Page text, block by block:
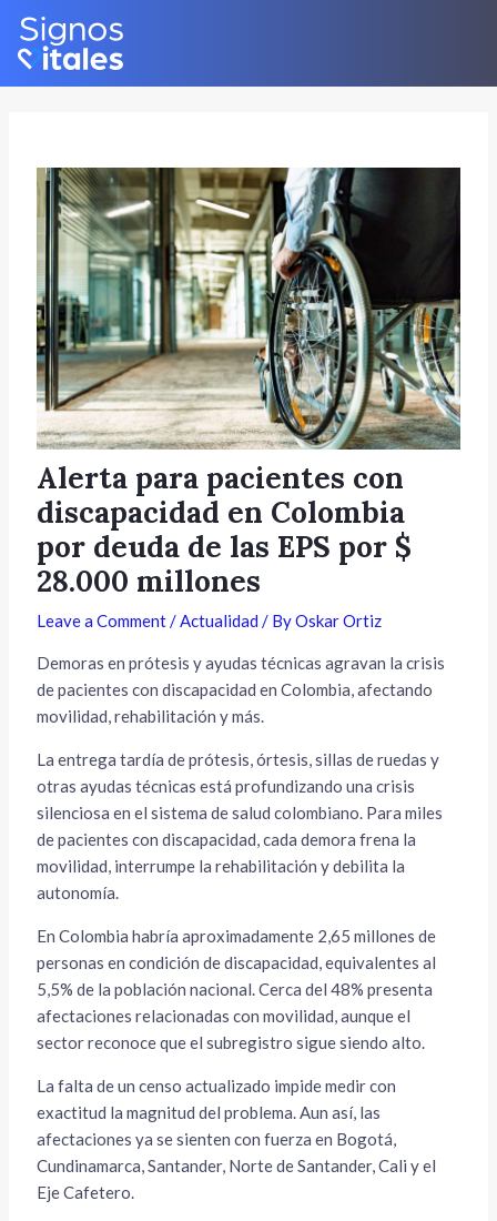
Skip
content
Alerta para pacientes con
discapacidad en Colombia
por deuda de las EPS por $
28.000 millones
Leave a Comment/Actualidad / ByOskar Ortiz
Demoras en prótesis y ayudas técnicas agravan la crisis
de pacientes con discapacidad en Colombia, afectando
movilidad, rehabilitación y más.
La entrega tardía de prótesis, órtesis, sillas de ruedas y
otras ayudas técnicas está profundizando una crisis
silenciosa en el sistema de salud colombiano. Para miles
de pacientes con discapacidad, cada demora frena la
movilidad, interrumpe la rehabilitación y debilita la
autonomía.
En Colombia habría aproximadamente 2,65 millones de
personas en condición de discapacidad, equivalentes al
5,5% de la población nacional. Cerca del 48% presenta
afectaciones relacionadas con movilidad, aunque el
sector reconoce que el subregistro sigue siendo alto.
La falta de un censo actualizado impide medir con
exactitud la magnitud del problema. Aun así, las
afectaciones ya se sienten con fuerza en Bogotá,
Cundinamarca, Santander, Norte de Santander, Cali y el
Eje Cafetero.
Post
navigation